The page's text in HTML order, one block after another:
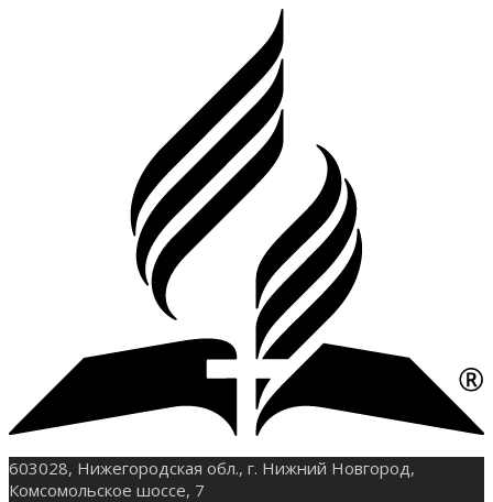
603028, Нижегородская обл., г. Нижний Новгород,
Комсомольское шоссе, 7